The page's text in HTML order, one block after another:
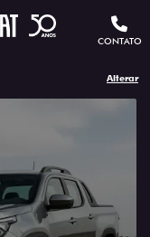
CONTATO
Alterar